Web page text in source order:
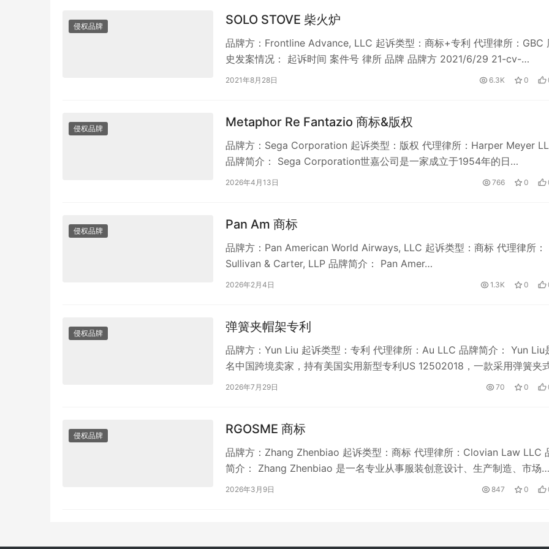
侵权品牌 SOLO STOVE 柴火炉
品牌方：Frontline Advance, LLC 起诉类型：商标+专利 代理律所：GBC
史发案情况： 起诉时间 案件号 律所 品牌 品牌方 2021/6/29 21-cv-…
2021年8月28日 6.3K 0
侵权品牌 Metaphor Re Fantazio 商标&版权
品牌方：Sega Corporation 起诉类型：版权 代理律所：Harper Meyer
品牌简介： Sega Corporation世嘉公司是一家成立于1954年的日…
2026年4月13日 766 0
侵权品牌 Pan Am 商标
品牌方：Pan American World Airways, LLC 起诉类型：商标 代理律所：
Sullivan & Carter, LLP 品牌简介： Pan Amer…
2026年2月4日 1.3K 0
侵权品牌 弹簧夹帽架专利
品牌方：Yun Liu 起诉类型：专利 代理律所：Au LLC 品牌简介： Yun Liu
名中国跨境卖家，持有美国实用新型专利US 12502018，一款采用弹簧夹
钩帽架的…
2026年7月29日 70 0
侵权品牌 RGOSME 商标
品牌方：Zhang Zhenbiao 起诉类型：商标 代理律所：Clovian Law LLC
简介： Zhang Zhenbiao 是一名专业从事服装创意设计、生产制造、市场…
2026年3月9日 847 0